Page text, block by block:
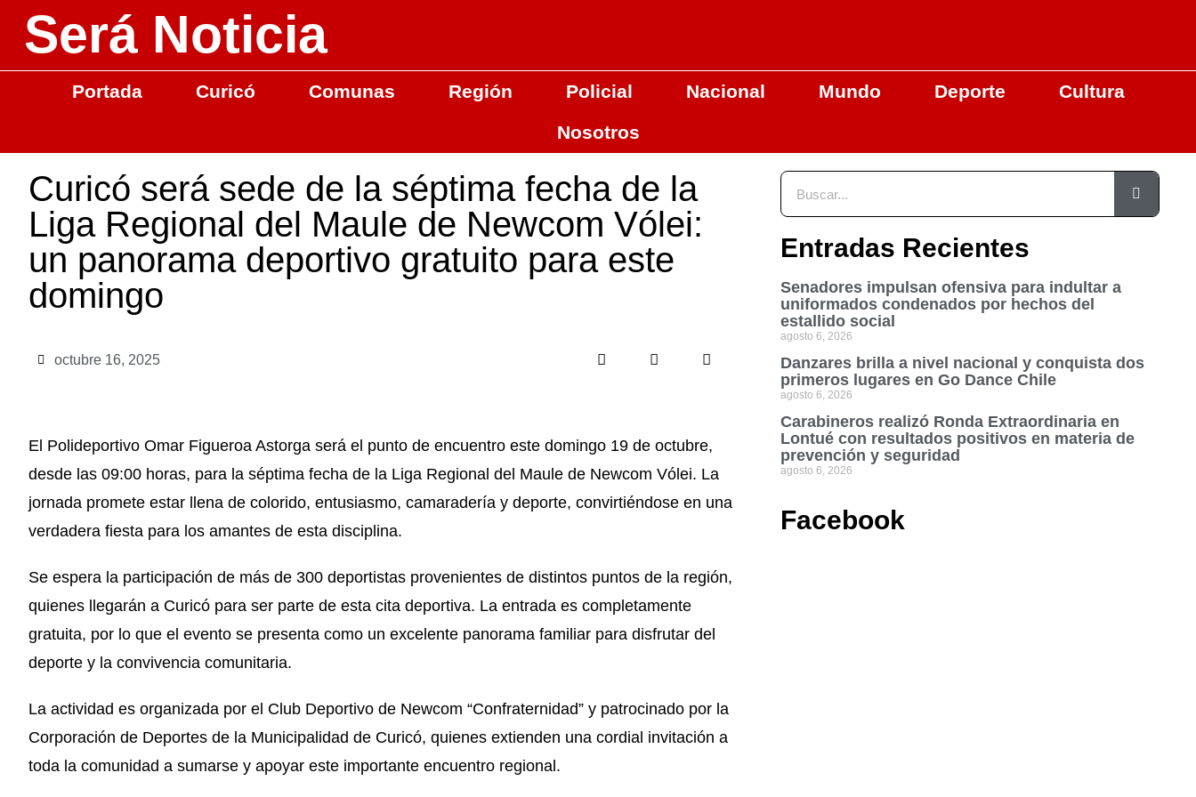
Será Noticia
Portada Curicó Comunas Región Policial Nacional Mundo Deporte
Cultura
Nosotros
Curicó será sede de la séptima fecha de la
Liga Regional del Maule de Newcom Vólei:
un panorama deportivo gratuito para este
domingo
octubre 16, 2025
El Polideportivo Omar Figueroa Astorga será el punto de encuentro este domingo 19 de octubre,
desde las 09:00 horas, para la séptima fecha de la Liga Regional del Maule de Newcom Vólei. La
jornada promete estar llena de colorido, entusiasmo, camaradería y deporte, convirtiéndose en una
verdadera fiesta para los amantes de esta disciplina.
Se espera la participación de más de 300 deportistas provenientes de distintos puntos de la región,
quienes llegarán a Curicó para ser parte de esta cita deportiva. La entrada es completamente
gratuita, por lo que el evento se presenta como un excelente panorama familiar para disfrutar del
deporte y la convivencia comunitaria.
La actividad es organizada por el Club Deportivo de Newcom “Confraternidad” y patrocinado por la
Corporación de Deportes de la Municipalidad de Curicó, quienes extienden una cordial invitación a
toda la comunidad a sumarse y apoyar este importante encuentro regional.
Entradas Recientes
Senadores impulsan ofensiva para indultar a
uniformados condenados por hechos del
estallido social
agosto 6, 2026
Danzares brilla a nivel nacional y conquista dos
primeros lugares en Go Dance Chile
agosto 6, 2026
Carabineros realizó Ronda Extraordinaria en
Lontué con resultados positivos en materia de
prevención y seguridad
agosto 6, 2026
Facebook